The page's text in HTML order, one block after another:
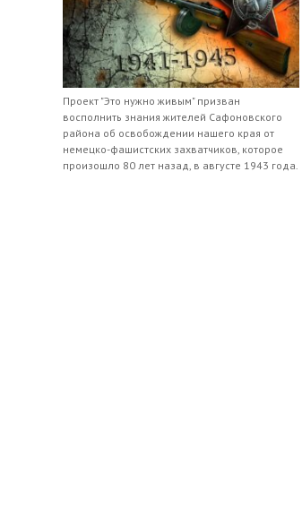
Проект "Это нужно живым" призван
восполнить знания жителей Сафоновского
района об освобождении нашего края от
немецко-фашистских захватчиков, которое
произошло 80 лет назад, в августе 1943 года.